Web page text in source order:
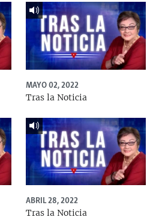
MAYO 02, 2022
Tras la Noticia
ABRIL 28, 2022
Tras la Noticia